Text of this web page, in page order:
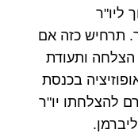
ליו"ר
תרחיש כזה אם
הצלחה ותעודת
בכנסת
להצלחתו יו"ר